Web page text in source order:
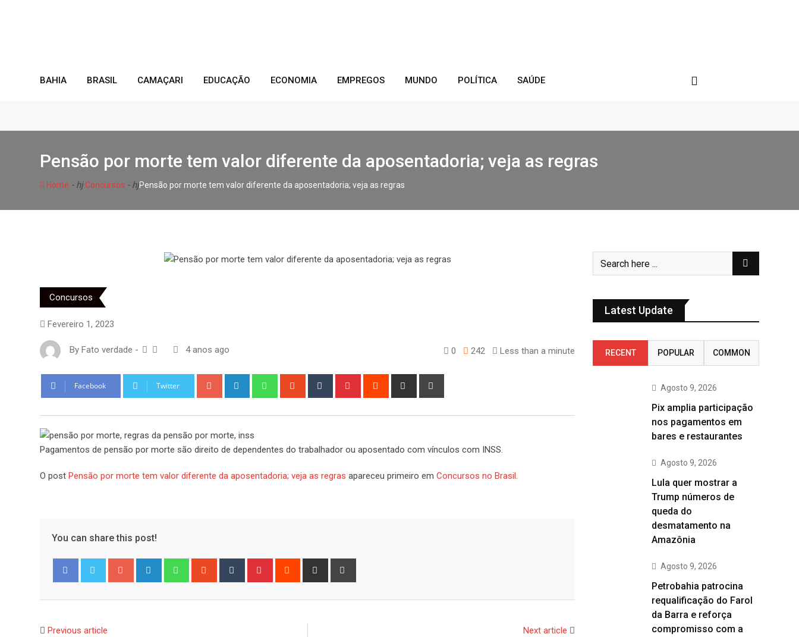
BAHIA BRASIL CAMAÇARI EDUCAÇÃO ECONOMIA EMPREGOS MUNDO POLÍTICA SAÚDE
Pensão por morte tem valor diferente da aposentadoria; veja as regras
Home - hjConcursos - hjPensão por morte tem valor diferente da aposentadoria; veja as regras
Concursos
Fevereiro 1, 2023
By Fato verdade - 4 anos ago 0 242 Less than a minute
Facebook Twitter Google+ LinkedIn WhatsappStumbleUpon
Tumblr Pinterest Reddit
Share
Pagamentos de pensão por morte são direito de dependentes do trabalhador ou aposentado com vínculos com INSS.
O post Pensão por morte tem valor diferente da aposentadoria; veja as regras apareceu primeiro em Concursos no Brasil.
You can share this post!
Google+ LinkedIn WhatsappStumbleUpon
Tumblr Pinterest Reddit
Share
Previous article Next article
Latest Update
RECENT POPULAR COMMON
Agosto 9, 2026
Pix amplia participação
nos pagamentos em
bares e restaurantes
Agosto 9, 2026
Lula quer mostrar a
Trump números de
queda do
desmatamento na
Amazônia
Agosto 9, 2026
Petrobahia patrocina
requalificação do Farol
da Barra e reforça
compromisso com a